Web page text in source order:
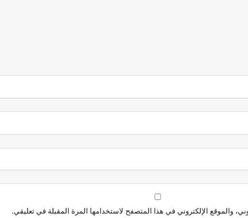
والموقع الإلكتروني في هذا المتصفح لاستخدامها المرة المقبلة في تعليقي.